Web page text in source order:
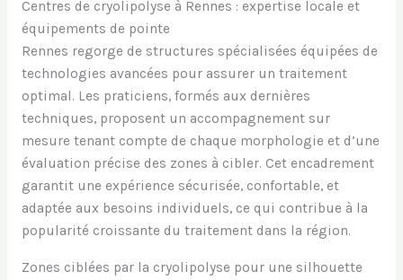
Centres de cryolipolyse à Rennes : expertise locale et
équipements de pointe
Rennes regorge de structures spécialisées équipées de
technologies avancées pour assurer un traitement
optimal. Les praticiens, formés aux dernières
techniques, proposent un accompagnement sur
mesure tenant compte de chaque morphologie et d’une
évaluation précise des zones à cibler. Cet encadrement
garantit une expérience sécurisée, confortable, et
adaptée aux besoins individuels, ce qui contribue à la
popularité croissante du traitement dans la région.
Zones ciblées par la cryolipolyse pour une silhouette